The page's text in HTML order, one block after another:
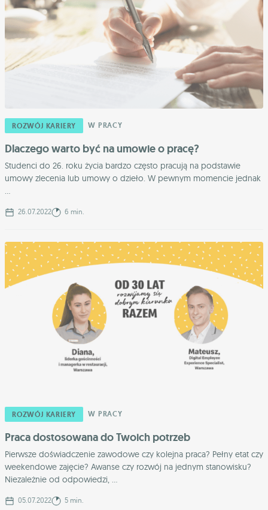
ROZWÓJ KARIERY W PRACY
Dlaczego warto być na umowie o pracę?
Studenci do 26. roku życia bardzo często pracują na podstawie
umowy zlecenia lub umowy o dzieło. W pewnym momencie jednak
...
26.07.2022 6 min.
ROZWÓJ KARIERY W PRACY
Praca dostosowana do Twoich potrzeb
Pierwsze doświadczenie zawodowe czy kolejna praca? Pełny etat czy
weekendowe zajęcie? Awanse czy rozwój na jednym stanowisku?
Niezależnie od odpowiedzi, ...
05.07.2022 5 min.